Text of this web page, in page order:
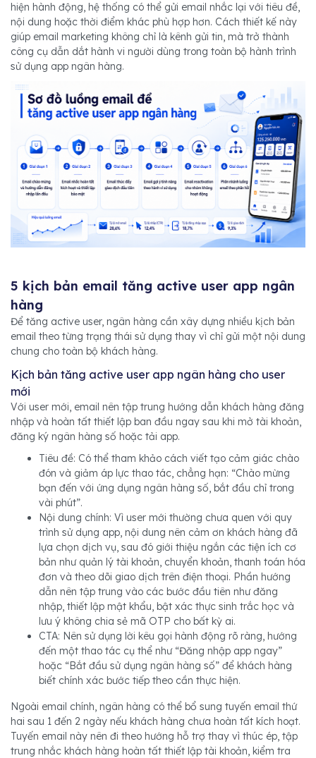
hiện hành động, hệ thống có thể gửi email nhắc lại với tiêu đề,
nội dung hoặc thời điểm khác phù hợp hơn. Cách thiết kế này
giúp email marketing không chỉ là kênh gửi tin, mà trở thành
công cụ dẫn dắt hành vi người dùng trong toàn bộ hành trình
sử dụng app ngân hàng.
5 kịch bản email tăng active user app ngân
hàng
Để tăng active user, ngân hàng cần xây dựng nhiều kịch bản
email theo từng trạng thái sử dụng thay vì chỉ gửi một nội dung
chung cho toàn bộ khách hàng.
Kịch bản tăng active user app ngân hàng cho user
mới
Với user mới, email nên tập trung hướng dẫn khách hàng đăng
nhập và hoàn tất thiết lập ban đầu ngay sau khi mở tài khoản,
đăng ký ngân hàng số hoặc tải app.
Tiêu đề: Có thể tham khảo cách viết tạo cảm giác chào
đón và giảm áp lực thao tác, chẳng hạn: “Chào mừng
bạn đến với ứng dụng ngân hàng số, bắt đầu chỉ trong
vài phút”.
Nội dung chính: Vì user mới thường chưa quen với quy
trình sử dụng app, nội dung nên cảm ơn khách hàng đã
lựa chọn dịch vụ, sau đó giới thiệu ngắn các tiện ích cơ
bản như quản lý tài khoản, chuyển khoản, thanh toán hóa
đơn và theo dõi giao dịch trên điện thoại. Phần hướng
dẫn nên tập trung vào các bước đầu tiên như đăng
nhập, thiết lập mật khẩu, bật xác thực sinh trắc học và
lưu ý không chia sẻ mã OTP cho bất kỳ ai.
CTA: Nên sử dụng lời kêu gọi hành động rõ ràng, hướng
đến một thao tác cụ thể như “Đăng nhập app ngay”
hoặc “Bắt đầu sử dụng ngân hàng số” để khách hàng
biết chính xác bước tiếp theo cần thực hiện.
Ngoài email chính, ngân hàng có thể bổ sung tuyến email thứ
hai sau 1 đến 2 ngày nếu khách hàng chưa hoàn tất kích hoạt.
Tuyến email này nên đi theo hướng hỗ trợ thay vì thúc ép, tập
trung nhắc khách hàng hoàn tất thiết lập tài khoản, kiểm tra